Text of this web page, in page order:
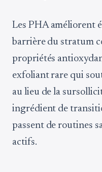
Les PHA améliorent
barrière du stratum
propriétés
exfoliant rare qui
au lieu de la
ingrédient de
passent de routines
actifs.